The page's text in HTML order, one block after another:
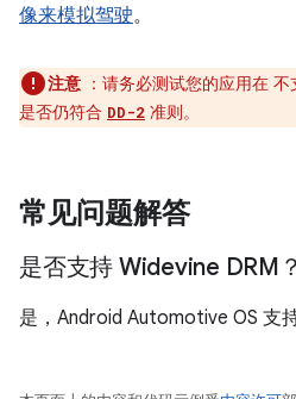
像来模拟驾驶。
注意 ：请务必测试您的应用在
是否仍符合 DD-2 准则。
常见问题解答
是否支持 Widevine DRM？
是，Android Automotive OS 支